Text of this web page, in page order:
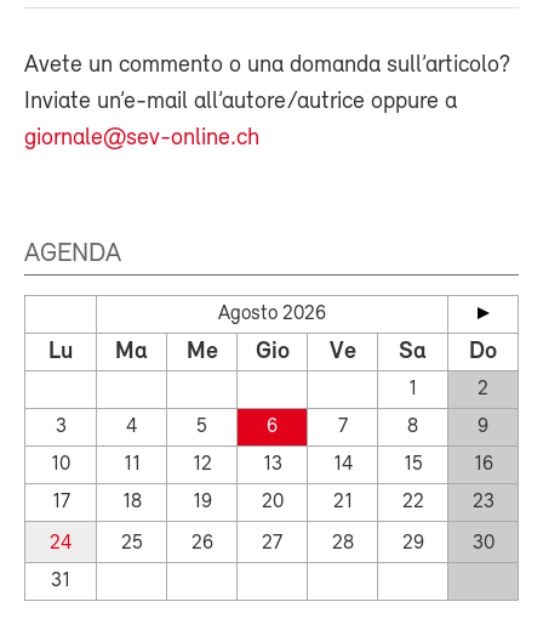
Avete un commento o una domanda sull’articolo?
Inviate un’e-mail all’autore/autrice oppure a
giornale@sev-online.ch
AGENDA
Agosto 2026
Lu Ma Me Gio Ve Sa Do
1
2
3
4 5 6 7 8
9
10
11 12 13 14 15
16
17
18 19 20 21 22
23
24
25 26 27 28 29
30
31